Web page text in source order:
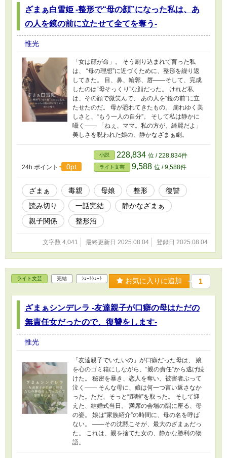
ざまぁ白雪姫 -整形で“母の顔”になった私は、あ
の人を鏡の前に立たせて全てを奪う-
惟光
「女は顔が命」。 そう刷り込まれて育った私
は、 “母の理想”に近づくために、整形を繰り返
してきた。 目、鼻、輪郭、唇――そして、完成
したのは“母そっくり”な顔だった。 けれど私
は、その顔で微笑んで、 あの人を“鏡の前”に立
たせたのだ。 母が恐れてきたもの。 崩れゆく美
しさと、“もう一人の自分”。 そして私は静かに
囁く―― 「ねぇ、ママ。私の方が、綺麗だよ」
美しさを呪われた娘の、静かなざまぁ劇。
24h.ポイント 0pt
小説 228,834 位 / 228,834件
ライト文芸 9,588 位 / 9,588件
ざまぁ 毒親 母娘 整形
復讐
読み切り
一話完結
静かなざまぁ
親子関係
整形沼
文字数 4,041 最終更新日 2025.08.04 登録日 2025.08.04
ライト文芸 完結 ｼｮｰﾄｼｮｰﾄ お気に入りに追加 1
ざまぁシンデレラ -友達親子が口癖の母はただの
無責任女だったので、復讐をします-
惟光
「友達親子でいたいの」が口癖だった母は、 娘
を心のゴミ箱にしながら、“親の責任”から逃げ続
けた。 秘密を暴き、恋人を奪い、被害者ぶって
泣く―― そんな母に、娘は何一つ言い返さなか
った。ただ、そっと“距離”を取った。 そして迎
えた、結婚式当日。 満席の会場の隅に座る、母
の姿。 娘は“家族紹介”の時間に、母の名を呼ば
ない。 ――その沈黙こそが、最大のざまぁだっ
た。 これは、親を捨てた女の、静かな勝利の物
語。